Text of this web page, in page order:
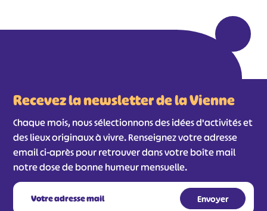
Recevez la newsletter de la Vienne
Chaque mois, nous sélectionnons des idées d'activités et
des lieux originaux à vivre. Renseignez votre adresse
email ci-après pour retrouver dans votre boîte mail
notre dose de bonne humeur mensuelle.